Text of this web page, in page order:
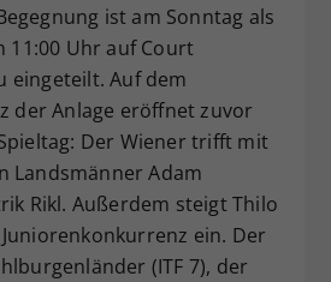
ist am Sonntag als
11:00 Uhr auf Court
eingeteilt. Auf dem
der Anlage eröffnet zuvor
Der Wiener trifft mit
Landsmänner Adam
Rikl. Außerdem steigt Thilo
ein. Der
(ITF 7), der